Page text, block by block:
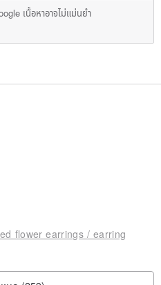
เนื้อหาอาจไม่แม่นยำ
flower earrings / earring